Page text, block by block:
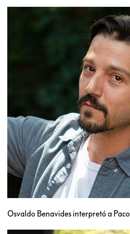
Osvaldo Benavides interpretó a Paco